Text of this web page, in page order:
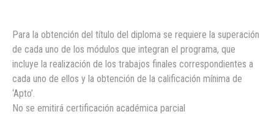
Para la obtención del título del diploma se requiere la superación
de cada uno de los módulos que integran el programa, que
incluye la realización de los trabajos finales correspondientes a
cada uno de ellos y la obtención de la calificación mínima de
‘Apto’.
No se emitirá certificación académica parcial